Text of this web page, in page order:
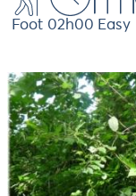
Foot 02h00 Easy